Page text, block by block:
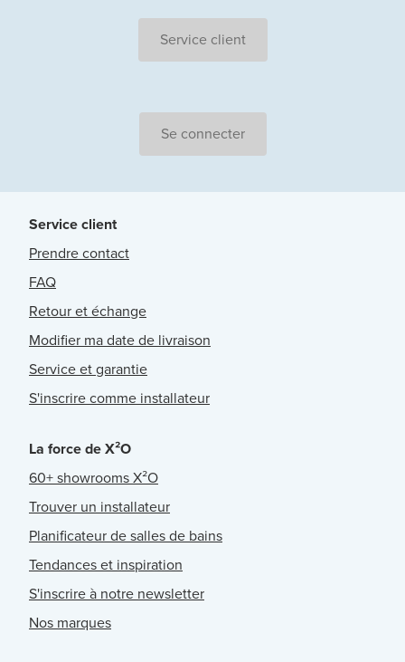
Service client
Se connecter
Service client
Prendre contact
FAQ
Retour et échange
Modifier ma date de livraison
Service et garantie
S'inscrire comme installateur
La force de X²O
60+ showrooms X²O
Trouver un installateur
Planificateur de salles de bains
Tendances et inspiration
S'inscrire à notre newsletter
Nos marques